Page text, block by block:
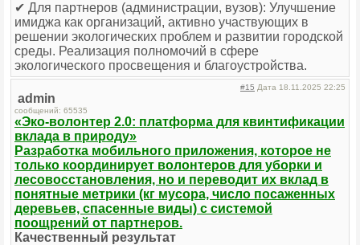
✔ Для партнеров (администрации, вузов): Улучшение
имиджа как организаций, активно участвующих в
решении экологических проблем и развитии городской
среды. Реализация полномочий в сфере
экологического просвещения и благоустройства.
#15 Дата 18.11.2025 22:25
admin
сообщений: 65535
«Эко-волонтер 2.0: платформа для квинтификации
вклада в природу»
Разработка мобильного приложения, которое не
только координирует волонтеров для уборки и
лесовосстановления, но и переводит их вклад в
понятные метрики (кг мусора, число посаженных
деревьев, спасенные виды) с системой
поощрений от партнеров.
Качественный результат